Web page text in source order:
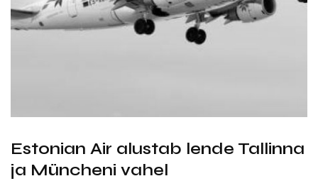
Estonian Air alustab lende Tallinna
ja Müncheni vahel